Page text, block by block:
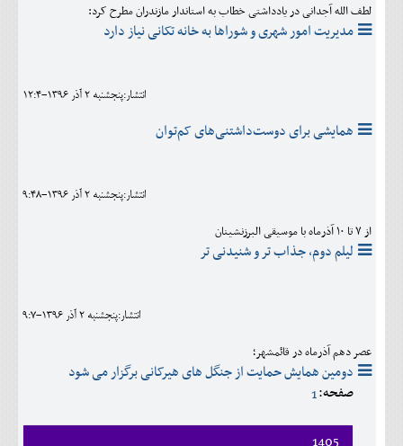
لطف الله آجدانی در یادداشتی خطاب به استاندار مازندران مطرح کرد:
مدیریت امور شهری و شوراها به خانه تکانی نیاز دارد
انتشار:پنجشنبه 2 آذر 1396-12:4
همایشی برای دوست‌داشتنی‌های کم‌توان
انتشار:پنجشنبه 2 آذر 1396-9:48
از ۷ تا ۱۰ آذرماه با موسیقی البرزنشینان
لیلم دوم، جذاب تر و شنیدنی تر
انتشار:پنجشنبه 2 آذر 1396-9:7
عصر دهم آذرماه در قائمشهر؛
دومین همایش حمایت از جنگل های هیرکانی برگزار می شود
صفحه:1